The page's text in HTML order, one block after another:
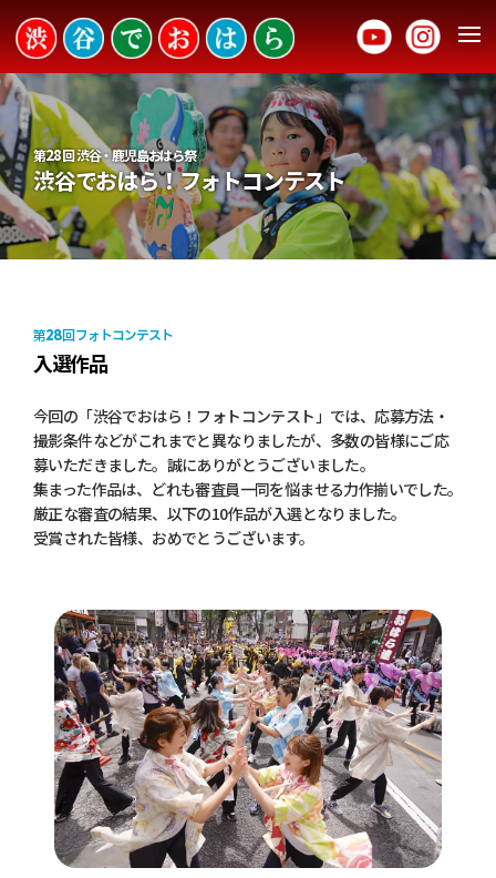
第28回 渋谷・鹿児島おはら祭
渋谷でおはら！フォトコンテスト
第28回 フォトコンテスト
入選作品
今回の「渋谷でおはら！フォトコンテスト」では、応募方法・
撮影条件などがこれまでと異なりましたが、多数の皆様にご応
募いただきました。誠にありがとうございました。
集まった作品は、どれも審査員一同を悩ませる力作揃いでした。
厳正な審査の結果、以下の10作品が入選となりました。
受賞された皆様、おめでとうございます。